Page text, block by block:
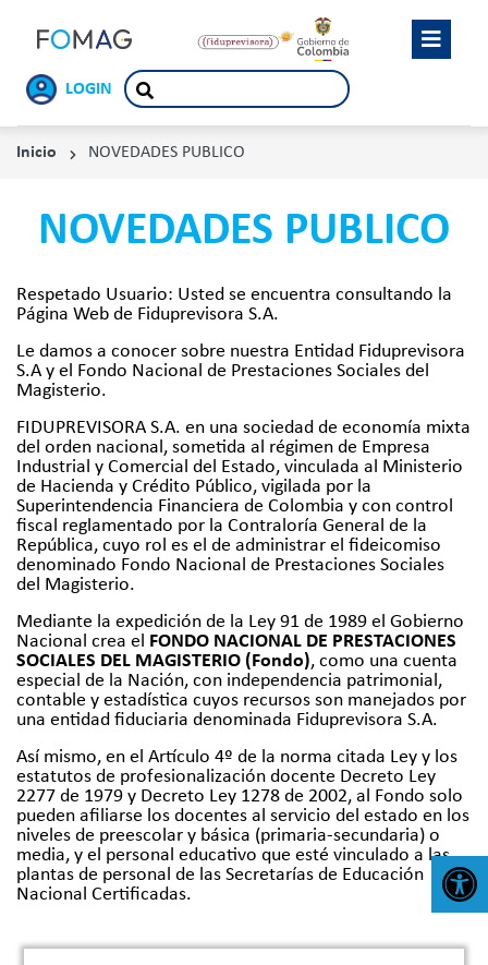
LOGIN
Inicio NOVEDADES PUBLICO
NOVEDADES PUBLICO
Respetado Usuario: Usted se encuentra consultando la
Página Web de Fiduprevisora S.A.
Le damos a conocer sobre nuestra Entidad Fiduprevisora
S.A y el Fondo Nacional de Prestaciones Sociales del
Magisterio.
FIDUPREVISORA S.A. en una sociedad de economía mixta
del orden nacional, sometida al régimen de Empresa
Industrial y Comercial del Estado, vinculada al Ministerio
de Hacienda y Crédito Público, vigilada por la
Superintendencia Financiera de Colombia y con control
fiscal reglamentado por la Contraloría General de la
República, cuyo rol es el de administrar el fideicomiso
denominado Fondo Nacional de Prestaciones Sociales
del Magisterio.
Mediante la expedición de la Ley 91 de 1989 el Gobierno
Nacional crea el FONDO NACIONAL DE PRESTACIONES
SOCIALES DEL MAGISTERIO (Fondo), como una cuenta
especial de la Nación, con independencia patrimonial,
contable y estadística cuyos recursos son manejados por
una entidad fiduciaria denominada Fiduprevisora S.A.
Así mismo, en el Artículo 4º de la norma citada Ley y los
estatutos de profesionalización docente Decreto Ley
2277 de 1979 y Decreto Ley 1278 de 2002, al Fondo solo
pueden afiliarse los docentes al servicio del estado en los
niveles de preescolar y básica (primaria-secundaria) o
media, y el personal educativo que esté vinculado a las
plantas de personal de las Secretarías de Educación
Nacional Certificadas.